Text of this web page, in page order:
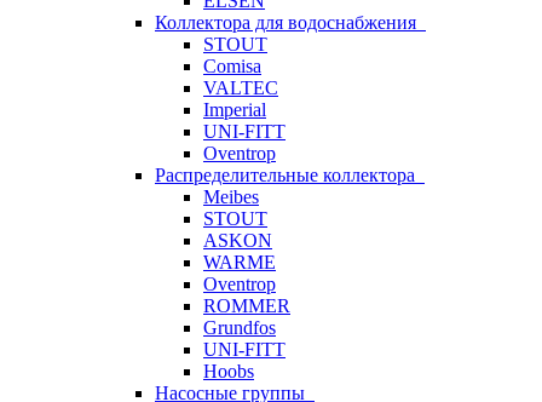
Коллектора для водоснабжения
STOUT
Comisa
VALTEC
Imperial
UNI-FITT
Oventrop
Распределительные коллектора
Meibes
STOUT
ASKON
WARME
Oventrop
ROMMER
Grundfos
UNI-FITT
Hoobs
Насосные группы